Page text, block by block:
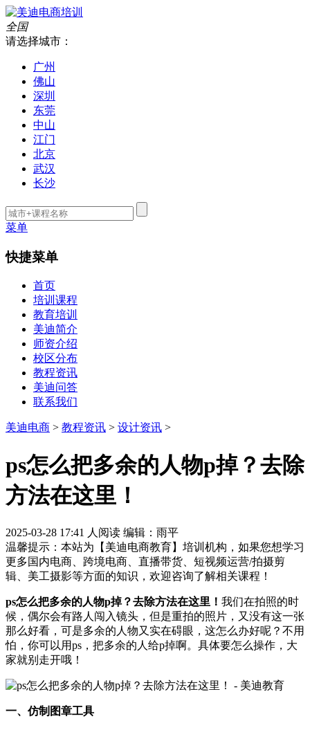
全国
请选择城市：
广州
佛山
深圳
东莞
中山
江门
北京
武汉
长沙
菜单
快捷菜单
首页
培训课程
教育培训
美迪简介
师资介绍
校区分布
教程资讯
美迪问答
联系我们
美迪电商 > 教程资讯 > 设计资讯 >
ps怎么把多余的人物p掉？去除
方法在这里！
2025-03-28 17:41 人阅读 编辑：雨平
温馨提示：本站为【美迪电商教育】培训机构，如果您想学习
更多国内电商、跨境电商、直播带货、短视频运营/拍摄剪
辑、美工摄影等方面的知识，欢迎咨询了解相关课程！
ps怎么把多余的人物p掉？去除方法在这里！ 我们在拍照的时
候，偶尔会有路人闯入镜头，但是重拍的照片，又没有这一张
那么好看，可是多余的人物又实在碍眼，这怎么办好呢？不用
怕，你可以用ps，把多余的人给p掉啊。具体要怎么操作，大
家就别走开哦！
一、仿制图章工具